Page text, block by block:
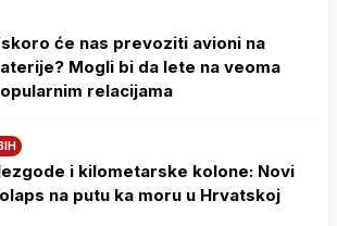
će nas prevoziti avioni na
Mogli bi da lete na veoma
relacijama
i kilometarske kolone: Novi
na putu ka moru u Hrvatskoj